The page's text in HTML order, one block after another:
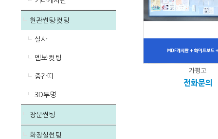
현관썬팅·컷팅
실사
엠보·컷팅
중간띠
3D투명
창문썬팅
화장실썬팅
가평고
전화문의